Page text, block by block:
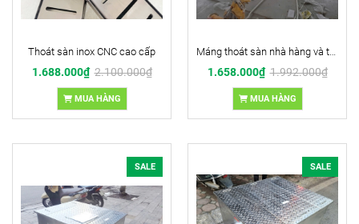
Thoát sàn inox CNC cao cấp
1.688.000₫2.100.000₫
MUA HÀNG
Máng thoát sàn nhà hàng và trung tâm thương mại (Inox 304 cao cấp)
1.658.000₫1.992.000₫
MUA HÀNG
SALE SALE